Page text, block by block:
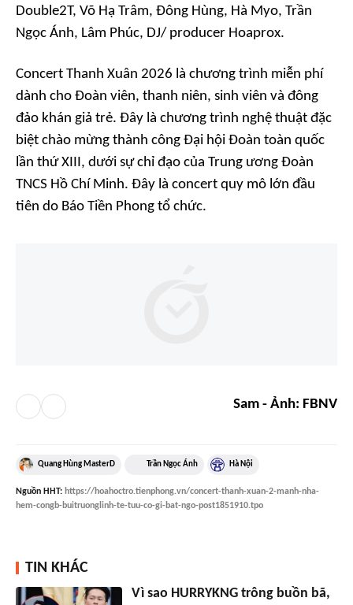
Double2T, Võ Hạ Trâm, Đông Hùng, Hà Myo, Trần
Ngọc Ánh, Lâm Phúc, DJ/ producer Hoaprox.
Concert Thanh Xuân 2026 là chương trình miễn phí
dành cho Đoàn viên, thanh niên, sinh viên và đông
đảo khán giả trẻ. Đây là chương trình nghệ thuật đặc
biệt chào mừng thành công Đại hội Đoàn toàn quốc
lần thứ XIII, dưới sự chỉ đạo của Trung ương Đoàn
TNCS Hồ Chí Minh. Đây là concert quy mô lớn đầu
tiên do Báo Tiền Phong tổ chức.
Sam - Ảnh: FBNV
Quang Hùng MasterD Trần Ngọc Ánh Hà Nội
Nguồn HHT: https://hoahoctro.tienphong.vn/concert-thanh-xuan-2-manh-nha-
hem-congb-buitruonglinh-te-tuu-co-gi-bat-ngo-post1851910.tpo
TIN KHÁC
Vì sao HURRYKNG trông buồn bã,